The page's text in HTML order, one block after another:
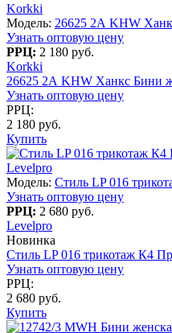
Korkki
Модель: 26625 2А KHW
Узнать оптовую цену
РРЦ: 2 180 руб.
Korkki
26625 2А KHW Ханкс Бини
Узнать оптовую цену
РРЦ:
2 180 руб.
Купить
Levelpro
Модель: Стиль LP 016
Узнать оптовую цену
РРЦ: 2 680 руб.
Levelpro
Новинка
Стиль LP 016 трикотаж К4
Узнать оптовую цену
РРЦ:
2 680 руб.
Купить